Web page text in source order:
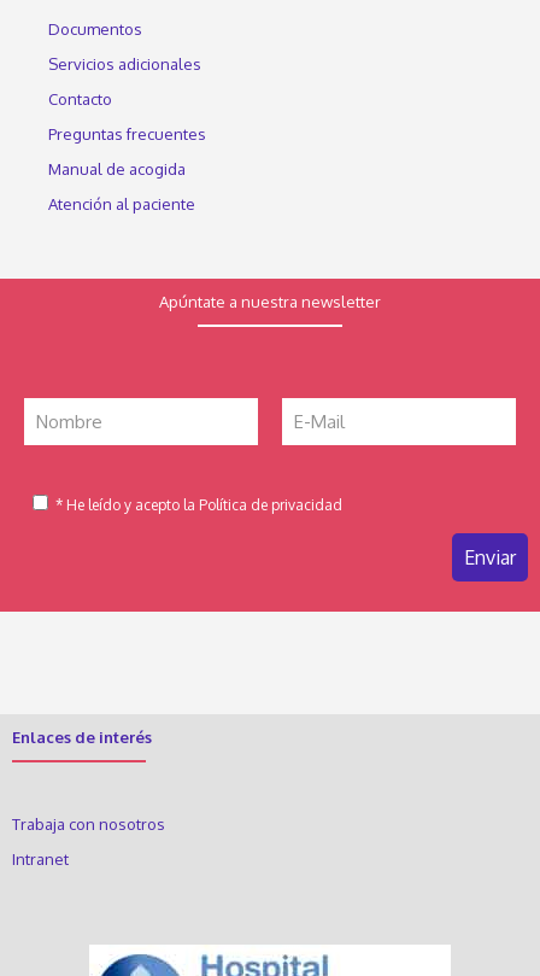
Documentos
Servicios adicionales
Contacto
Preguntas frecuentes
Manual de acogida
Atención al paciente
Apúntate a nuestra newsletter
* He leído y acepto la Política de privacidad
Enlaces de interés
Trabaja con nosotros
Intranet